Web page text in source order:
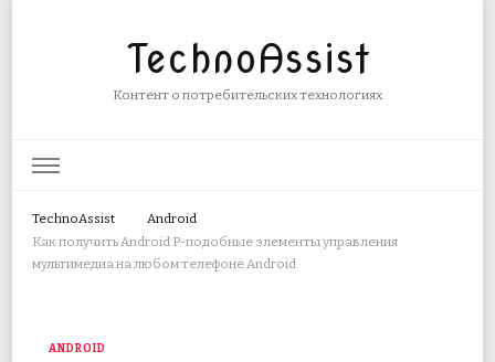
TechnoAssist
Контент о потребительских технологиях
TechnoAssist
Android
Как получить Android P-подобные элементы управления
мультимедиа на любом телефоне Android
ANDROID